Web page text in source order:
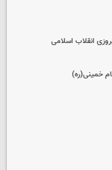
انقلاب اسلامی
خمینی(ره)